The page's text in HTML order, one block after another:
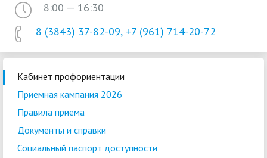
8:00 — 16:30
8 (3843) 37-82-09, +7 (961) 714-20-72
Кабинет профориентации
Приемная кампания 2026
Правила приема
Документы и справки
Социальный паспорт доступности